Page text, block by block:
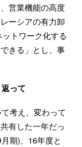
営業機能の高度
ーシアの有力卸
トワーク化する
きる」とし、事
って
考え、変わって
有した一年だっ
期)、16年度と